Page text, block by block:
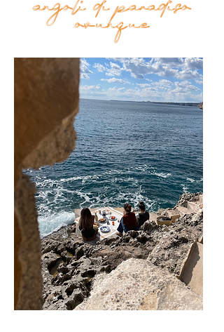
angoli di paradiso
ovunque
Top
FAQ
Shipping and Returns
Terms and Conditions